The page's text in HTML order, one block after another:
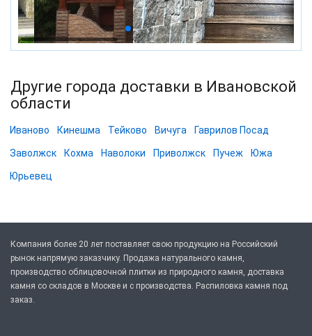
Другие города доставки в Ивановской
области
Иваново Кинешма Тейково Вичуга Гаврилов Посад
Заволжск Кохма Наволоки Приволжск Пучеж Южа
Юрьевец
Компания более 20 лет поставляет свою продукцию на Российский
рынок напрямую заказчику. Продажа натурального камня,
производство облицовочной плитки из природного камня, доставка
камня со складов в Москве и с производства. Распиловка камня под
заказ.